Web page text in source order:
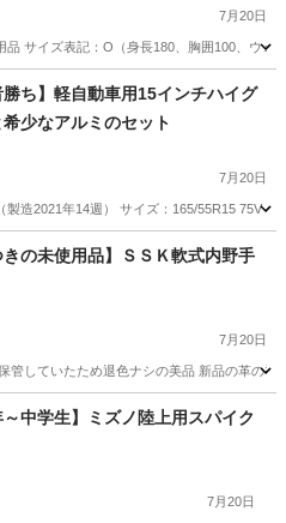
7月20日
サイズ表記：O（身長180、胸囲100、ウェ
デサント
勝ち】軽自動車用15インチハイグ
少なアルミのセット
7月20日
製造2021年14週） サイズ：165/55R15 75V
、ホイール アルミ
きの未使用品】ＳＳＫ軟式内野手
7月20日
管していたため退色ナシの美品 新品の革の
グローブ
～中学生】ミズノ陸上用スパイク
7月20日